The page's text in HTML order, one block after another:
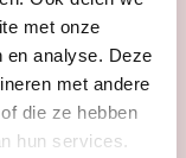
met onze
en analyse. Deze
met andere
die ze hebben
hun services.